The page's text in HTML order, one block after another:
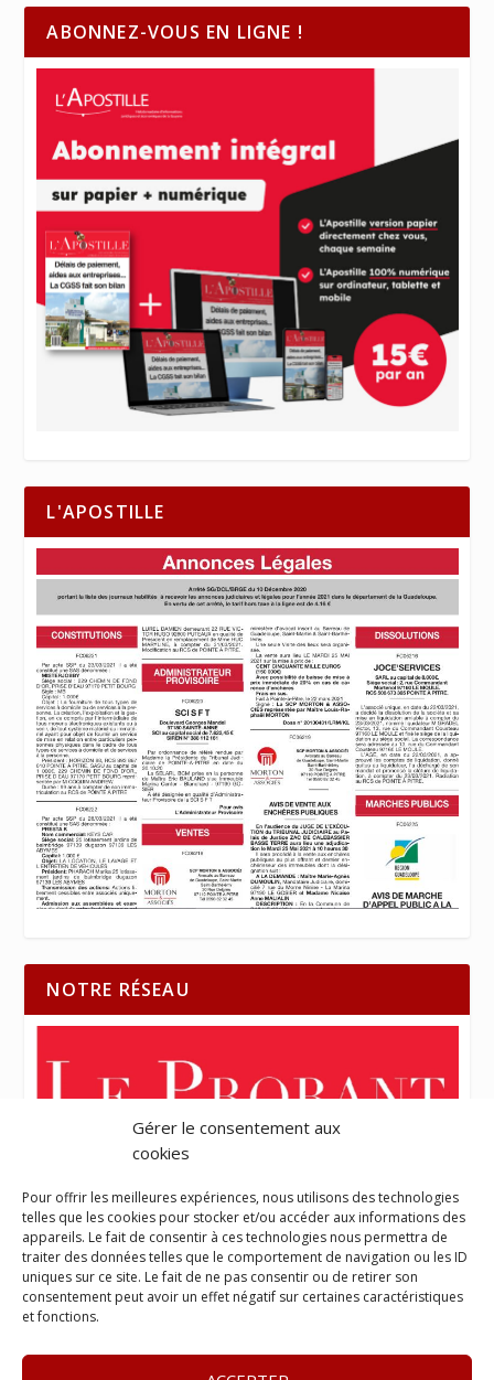
Gérer le consentement aux
cookies
Pour offrir les meilleures expériences, nous utilisons des technologies
telles que les cookies pour stocker et/ou accéder aux informations des
appareils. Le fait de consentir à ces technologies nous permettra de
traiter des données telles que le comportement de navigation ou les ID
uniques sur ce site. Le fait de ne pas consentir ou de retirer son
consentement peut avoir un effet négatif sur certaines caractéristiques
et fonctions.
ABONNEZ-VOUS EN LIGNE !
L'APOSTILLE
NOTRE RÉSEAU